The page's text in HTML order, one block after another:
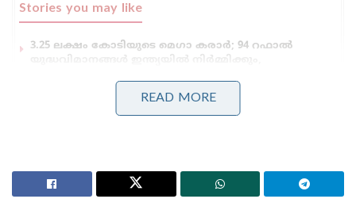
Stories you may like
3.25 ലക്ഷം കോടിയുടെ മെഗാ കരാർ; 94 റഫാൽ
മുതിർന്ന പോലീസ് ഉദ്യോഗസ്ഥനെ മർദ്ദിച്ചു, ഇൽതിജ
മുഫ്തിക്കെതിരെ കേസ്: വനിതാ പോലീസ് കയ്യേറ്റം
അതേസമയം കേന്ദ്ര, സഹ മന്ത്രിമാരായി
സത്യപ്രതിജ്ഞ ചെയ്തവർ അതത്
READ MORE